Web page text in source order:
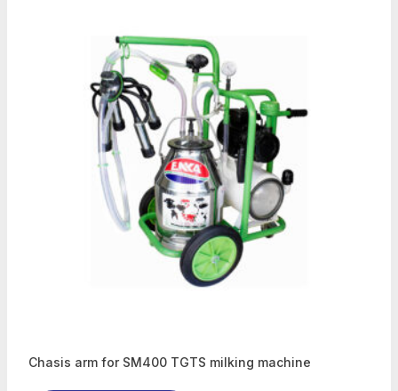
Chasis arm for SM400 TGTS milking machine